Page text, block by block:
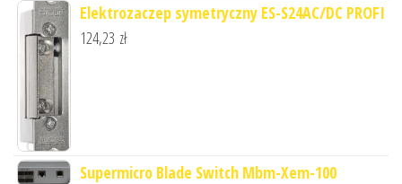
Elektrozaczep symetryczny ES-S24AC/DC PROFI
124,23 zł
Supermicro Blade Switch Mbm-Xem-100